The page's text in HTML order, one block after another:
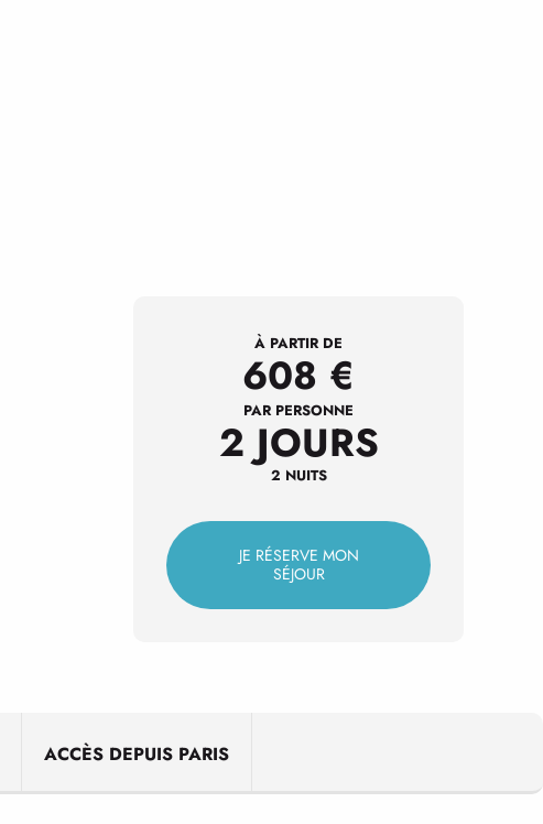
À PARTIR DE
608 €
PAR PERSONNE
2 JOURS
2 NUITS
JE RÉSERVE MON
SÉJOUR
ACCÈS DEPUIS PARIS